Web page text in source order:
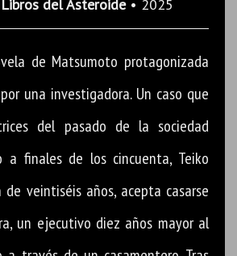
Libros del Asteroide• 2025
de Matsumoto protagonizada
una investigadora. Un caso que
del pasado de la sociedad
a finales de los cincuenta, Teiko
veintiséis años, acepta casarse
un ejecutivo diez años mayor al